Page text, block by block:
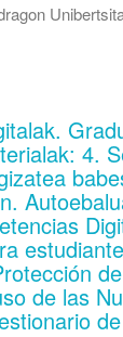
4.
de las